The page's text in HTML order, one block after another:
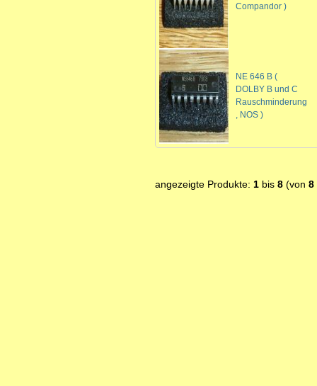
Compandor )
NE 646 B (
DOLBY B und C
Rauschminderung
, NOS )
angezeigte Produkte: 1bis 8(von 8